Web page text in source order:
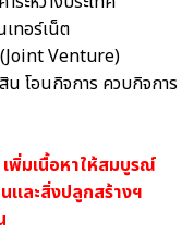
ทอร์เน็ต
Venture)
โอนกิจการ ควบกิจการ
พิ่มเนื้อหาให้สมบูรณ์
และสิ่งปลูกสร้างฯ